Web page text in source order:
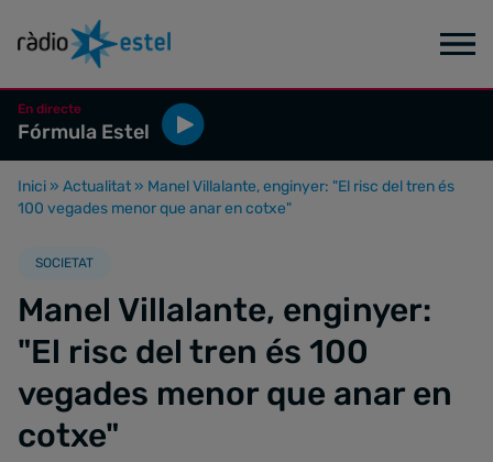
En directe
Fórmula Estel
Inici » Actualitat » Manel Villalante, enginyer: "El risc del tren és
100 vegades menor que anar en cotxe"
SOCIETAT
Manel Villalante, enginyer:
"El risc del tren és 100
vegades menor que anar en
cotxe"